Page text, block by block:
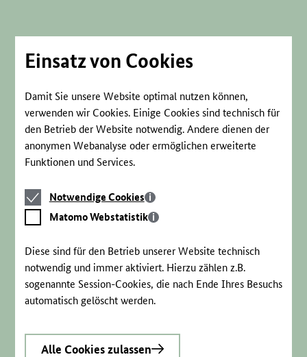
Einsatz von Cookies
Damit Sie unsere Website optimal nutzen können,
verwenden wir Cookies. Einige Cookies sind technisch für
den Betrieb der Website notwendig. Andere dienen der
anonymen Webanalyse oder ermöglichen erweiterte
Funktionen und Services.
Notwendige
Cookies
Notwendige Cookies
Matomo
Webstatistik
Matomo Webstatistik
Diese sind für den Betrieb unserer Website technisch
notwendig und immer aktiviert. Hierzu zählen z.B.
sogenannte Session-Cookies, die nach Ende Ihres Besuchs
automatisch gelöscht werden.
Alle Cookies zulassen